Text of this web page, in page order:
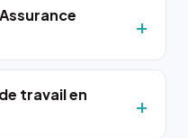
travail en